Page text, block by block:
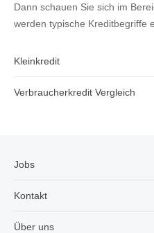
Dann schauen Sie sich im
werden typische Kreditbegriffe
Kleinkredit
Verbraucherkredit Vergleich
Jobs
Kontakt
Über uns